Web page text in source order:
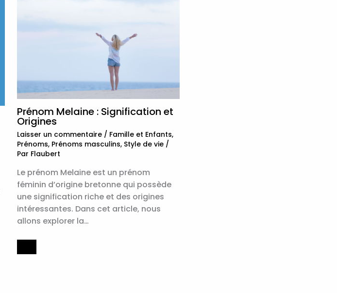
Prénom Melaine : Signification et
Origines
Laisser un commentaire / Famille et Enfants,
Prénoms, Prénoms masculins, Style de vie/
Par Flaubert
Le prénom Melaine est un prénom
féminin d’origine bretonne qui possède
une signification riche et des origines
intéressantes. Dans cet article, nous
allons explorer la…